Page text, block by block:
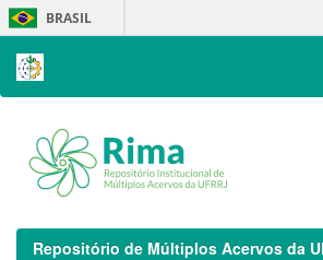
Skip
navigation
BRASIL
Repositório de Múltiplos Acervos da